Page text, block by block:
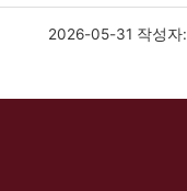
2026-05-31 작성자: